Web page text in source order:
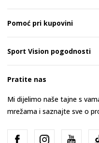
Pomoć pri kupovini
Sport Vision pogodnosti
Pratite nas
Mi dijelimo naše tajne s
mrežama i saznajte sve o